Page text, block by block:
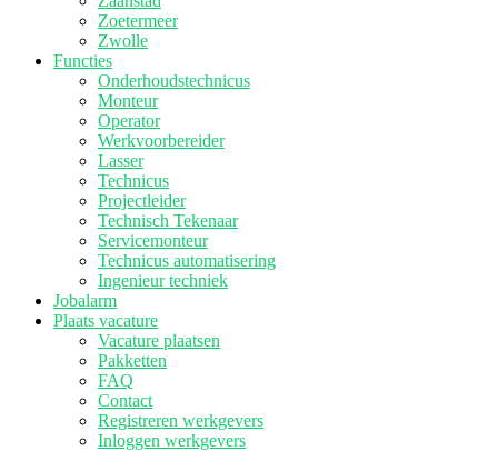
Zoetermeer
Zwolle
Functies
Onderhoudstechnicus
Monteur
Operator
Werkvoorbereider
Lasser
Technicus
Projectleider
Technisch Tekenaar
Servicemonteur
Technicus automatisering
Ingenieur techniek
Jobalarm
Plaats vacature
Vacature plaatsen
Pakketten
FAQ
Contact
Registreren werkgevers
Inloggen werkgevers